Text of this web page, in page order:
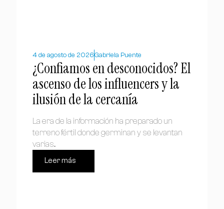
4 de agosto de 2026Gabriela Puente
¿Confiamos en desconocidos? El
ascenso de los influencers y la
ilusión de la cercanía
La era de la información ha preparado un
terreno fértil donde germinan y se levantan
varias...
Leer más